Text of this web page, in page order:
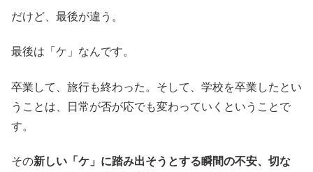
だけど、最後が違う。
最後は「ケ」なんです。
卒業して、旅行も終わった。そして、学校を卒業したとい
うことは、日常が否が応でも変わっていくということで
す。
その新しい「ケ」に踏み出そうとする瞬間の不安、切な